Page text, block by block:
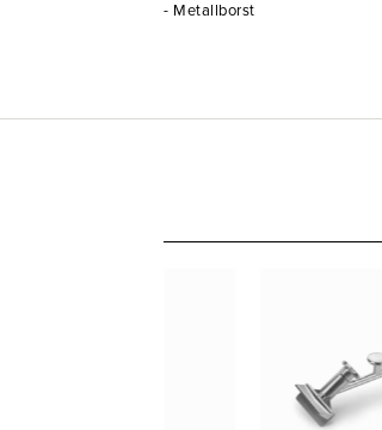
- Metallborst